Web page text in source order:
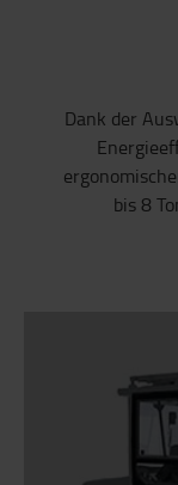
Dank der
bis 8